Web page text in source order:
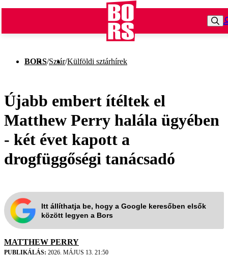
BORS/Sztár/Külföldi sztárhírek
Újabb embert ítéltek el
Matthew Perry halála ügyében
- két évet kapott a
drogfüggőségi tanácsadó
Itt állíthatja be, hogy a Google keresőben elsők
között legyen a Bors
MATTHEW PERRY
PUBLIKÁLÁS: 2026. MÁJUS 13. 21:50